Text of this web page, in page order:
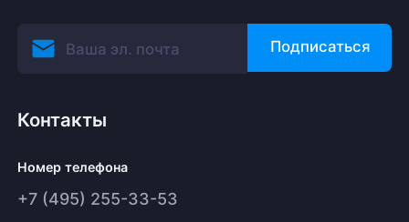
Подписаться
Контакты
Номер телефона
+7 (495) 255-33-53